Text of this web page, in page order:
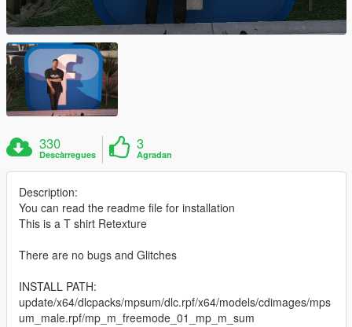
330
Descàrregues
3
Agradan
Description:
You can read the readme file for installation
This is a T shirt Retexture
There are no bugs and Glitches
INSTALL PATH:
update/x64/dlcpacks/mpsum/dlc.rpf/x64/models/cdimages/mps
um_male.rpf/mp_m_freemode_01_mp_m_sum